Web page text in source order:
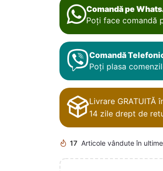
Comandă pe
Poți face comandă
Comandă
Poți plasa
Livrare
14 zile drept de
17 Articole vândute în